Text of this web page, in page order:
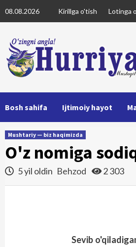
to
08.08.2026 Kirillga o'tish Lotinga
Bosh sahifa Ijtimoiy hayot
Mushtariy — biz haqimizda
O'z nomiga
5 yil oldin Behzod 2 303
Sevib